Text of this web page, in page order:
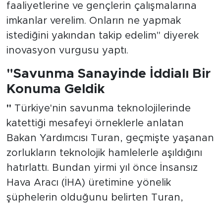
faaliyetlerine ve gençlerin çalışmalarına
imkanlar verelim. Onların ne yapmak
istediğini yakından takip edelim" diyerek
inovasyon vurgusu yaptı.
"Savunma Sanayinde İddialı Bir
Konuma Geldik
" Türkiye'nin savunma teknolojilerinde
katettiği mesafeyi örneklerle anlatan
Bakan Yardımcısı Turan, geçmişte yaşanan
zorlukların teknolojik hamlelerle aşıldığını
hatırlattı. Bundan yirmi yıl önce İnsansız
Hava Aracı (İHA) üretimine yönelik
şüphelerin olduğunu belirten Turan,